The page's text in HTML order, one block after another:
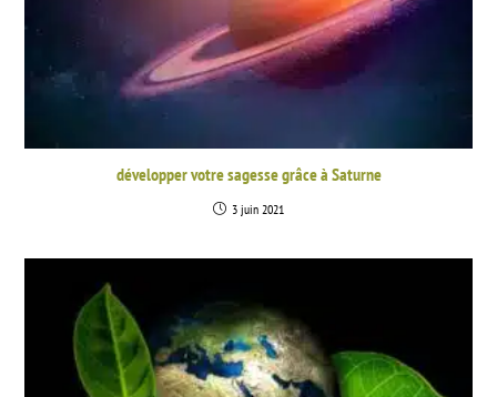
développer votre sagesse grâce à Saturne
3 juin 2021